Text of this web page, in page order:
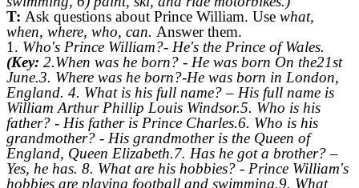
T: Ask questions about Prince William. Use what,
when, where, who, can. Answer them.
1. Who's Prince William?- He's the Prince of Wales.
(Key: 2.When was he born? - He was born On the21st
June.3. Where was he born?-He was born in London,
England. 4. What is his full name? – His full name is
William Arthur Phillip Louis Windsor.5. Who is his
father? - His father is Prince Charles.6. Who is his
grandmother? - His grandmother is the Queen of
England, Queen Elizabeth.7. Has he got a brother? –
Yes, he has. 8. What are his hobbies? - Prince William's
hobbies are playing football and swimming.9. What